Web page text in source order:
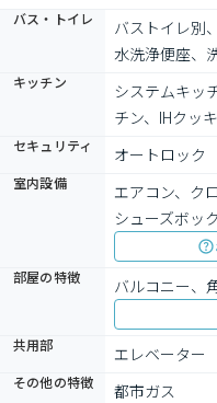
バス・トイレ
バストイレ別
水洗浄便座、
キッチン
システムキッ
チン、IHクッ
セキュリティ オートロック
室内設備
エアコン、ク
シューズボッ
部屋の特徴
バルコニー、
共用部
エレベーター
その他の特徴
都市ガス